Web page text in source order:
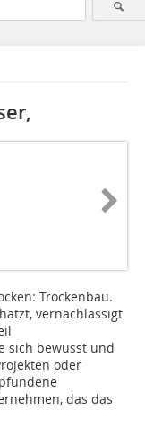
Trockenbau.
vernachlässigt
sich bewusst und
oder
das das